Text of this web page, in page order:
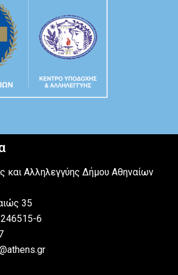
και Αλληλεγγύης Δήμου Αθηναίων
35
6